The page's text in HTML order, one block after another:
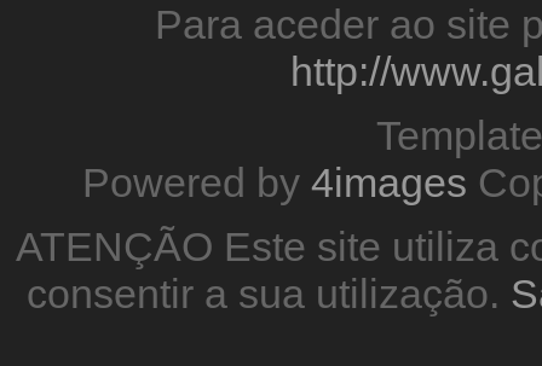
Para aceder ao site
http://
Powered by 4images
ATENÇÃO Este site utiliza
consentir a sua utilização.